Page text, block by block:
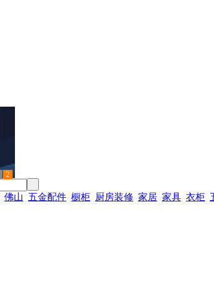
2
佛山 五金配件 橱柜 厨房装修 家居 家具 衣柜